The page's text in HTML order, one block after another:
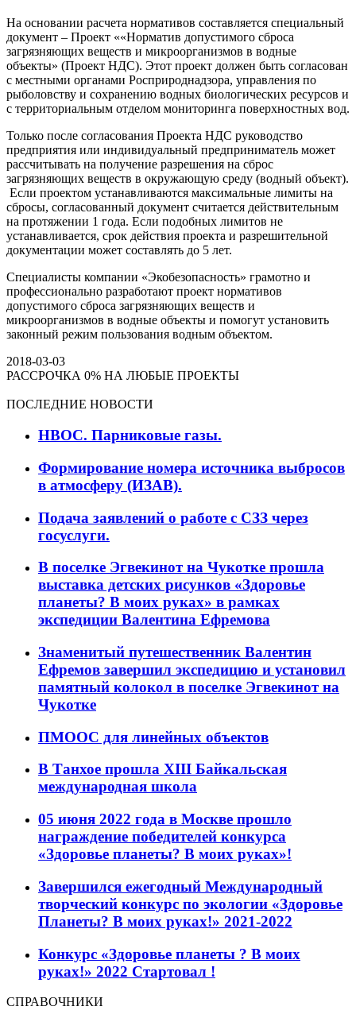
На основании расчета нормативов составляется специальный
документ – Проект ««Норматив допустимого сброса
загрязняющих веществ и микроорганизмов в водные
объекты» (Проект НДС). Этот проект должен быть согласован
с местными органами Росприроднадзора, управления по
рыболовству и сохранению водных биологических ресурсов и
с территориальным отделом мониторинга поверхностных вод.
Только после согласования Проекта НДС руководство
предприятия или индивидуальный предприниматель может
рассчитывать на получение разрешения на сброс
загрязняющих веществ в окружающую среду (водный объект).
Если проектом устанавливаются максимальные лимиты на
сбросы, согласованный документ считается действительным
на протяжении 1 года. Если подобных лимитов не
устанавливается, срок действия проекта и разрешительной
документации может составлять до 5 лет.
Специалисты компании «Экобезопасность» грамотно и
профессионально разработают проект нормативов
допустимого сброса загрязняющих веществ и
микроорганизмов в водные объекты и помогут установить
законный режим пользования водным объектом.
2018-03-03
РАССРОЧКА 0% НА ЛЮБЫЕ ПРОЕКТЫ
ПОСЛЕДНИЕ НОВОСТИ
НВОС. Парниковые газы.
Формирование номера источника выбросов
в атмосферу (ИЗАВ).
Подача заявлений о работе с СЗЗ через
госуслуги.
В поселке Эгвекинот на Чукотке прошла
выставка детских рисунков «Здоровье
планеты? В моих руках» в рамках
экспедиции Валентина Ефремова
Знаменитый путешественник Валентин
Ефремов завершил экспедицию и установил
памятный колокол в поселке Эгвекинот на
Чукотке
ПМООС для линейных объектов
В Танхое прошла XIII Байкальская
международная школа
05 июня 2022 года в Москве прошло
награждение победителей конкурса
«Здоровье планеты? В моих руках»!
Завершился ежегодный Международный
творческий конкурс по экологии «Здоровье
Планеты? В моих руках!» 2021-2022
Конкурс «Здоровье планеты ? В моих
руках!» 2022 Стартовал !
СПРАВОЧНИКИ